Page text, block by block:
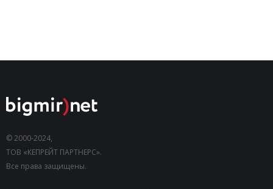
© 2000-2024,
ТОВ «КЕПРЕЙТ ПАРТНЕРС».
Все права защищены.